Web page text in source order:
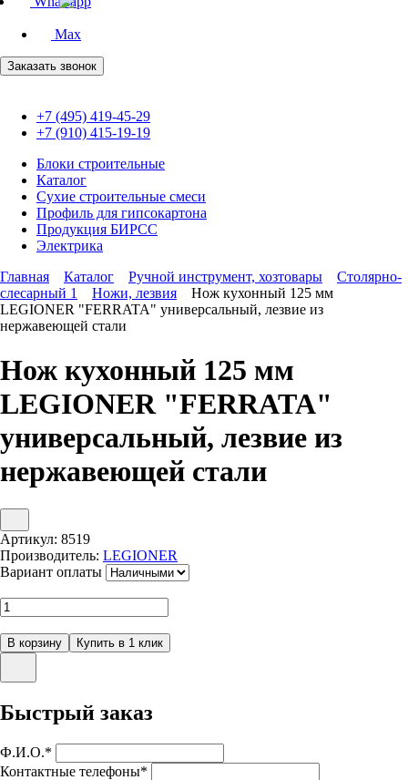
Max
Заказать звонок
+7 (495) 419-45-29
+7 (910) 415-19-19
Блоки строительные
Каталог
Сухие строительные смеси
Профиль для гипсокартона
Продукция БИРСС
Электрика
Главная
Каталог Ручной инструмент, хозтовары
Столярно-
слесарный 1
Ножи, лезвия
Нож кухонный 125 мм
LEGIONER "FERRATA" универсальный, лезвие из
нержавеющей стали
Нож кухонный 125 мм
LEGIONER "FERRATA"
универсальный, лезвие из
нержавеющей стали
Артикул: 8519
Производитель: LEGIONER
Вариант оплаты
Быстрый заказ
Ф.И.О.*
Контактные телефоны*